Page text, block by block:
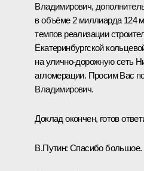
Владимирович,
в объёме 2 миллиарда 124
темпов реализации
Екатеринбургской
на улично-дорожную сеть
агломерации. Просим Вас
Владимирович.
Доклад окончен, готов
В.Путин: Спасибо большое.